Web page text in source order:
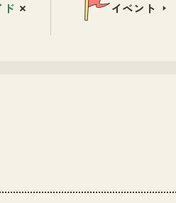
ド イベント